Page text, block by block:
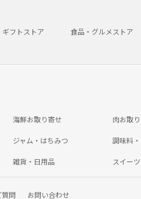
ギフトストア 食品・グルメストア
海鮮お取り寄せ 肉お取
ジャム・はちみつ 調味料
雑貨・日用品 スイーツ
問 お問い合わせ